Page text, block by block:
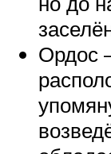
Ордос